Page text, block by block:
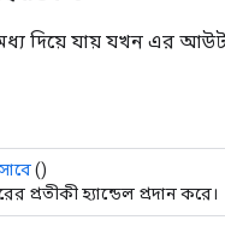
দিয়ে যায় যখন এর
()
প্রতীকী হ্যান্ডেল প্রদান করে।